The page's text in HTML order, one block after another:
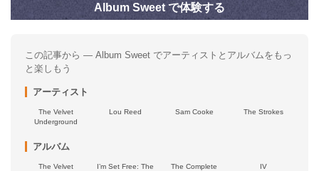
Album Sweet で体験する
この記事から — Album Sweet でアーティストとアルバムをもっ
と楽しもう
アーティスト
The Velvet
Underground
Lou Reed Sam Cooke The Strokes
アルバム
The Velvet
I’m Set Free: The
The Complete
IV